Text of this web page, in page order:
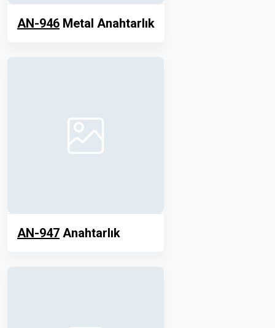
AN-946 Metal Anahtarlık
AN-947 Anahtarlık